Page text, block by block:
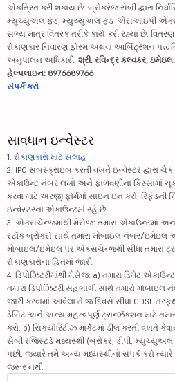
એકત્રિત કરી શકાય છે. બ્રોકરેજ સેબી દ્વારા
મ્યુચ્યુઅલ ફંડ, મ્યુચ્યુઅલ ફંડ-એસઆઇપી
સભ્ય માત્ર વિતરક તરીકે કાર્ય કરી રહ્યા છે. વિતરણ
રોકાણકાર નિવારણ ફોરમ અથવા આર્બિટ્રેશન
અનુપાલન અધિકારી: શ્રી. રવિન્દ્ર કલ્વંકર,
હેલ્પલાઇન: 8976689766
સંપર્ક કરો
સાવધાન ઇન્વેસ્ટર
1. રોકાણકારો માટે સલાહ
2. IPO સબસ્ક્રાઇબ કરતી વખતે ઇન્વેસ્ટર દ્વારા
એકાઉન્ટ નંબર લખો અને ફાળવણીના કિસ્સામાં
કરવા માટે અરજી ફોર્મમાં સાઇન ઇન કરો. રિફંડની
ઇન્વેસ્ટરના એકાઉન્ટમાં રહે છે.
3. એક્સચેન્જમાંથી મેસેજ: તમારા એકાઉન્ટમાં
સ્ટૉક બ્રોકર્સ સાથે તમારા મોબાઇલ નંબર/ઇમેઇલ
મોબાઇલ/ઇમેઇલ પર એક્સચેન્જથી સીધા તમારા
રોકાણકારોના હિતમાં જારી.
4. ડિપોઝિટરીમાંથી મેસેજ: a) તમારા ડિમેટ
તમારા ડિપોઝિટરી સહભાગી સાથે તમારો મોબાઇલ
જારી કરવામાં આવેલા તે જ દિવસે સીધા CDSL
ડેબિટ અને અન્ય મહત્વપૂર્ણ ટ્રાન્ઝૅક્શન માટે
કરો. b) સિક્યોરિટીઝ માર્કેટમાં ડીલ કરતી
સેબી રજિસ્ટર્ડ મધ્યસ્થી (બ્રોકર, ડીપી, મ્યુચ્યુઅલ
પછી, જ્યારે તમે અન્ય મધ્યસ્થીનો સંપર્ક કરો ત્યારે
જરૂર નથી.